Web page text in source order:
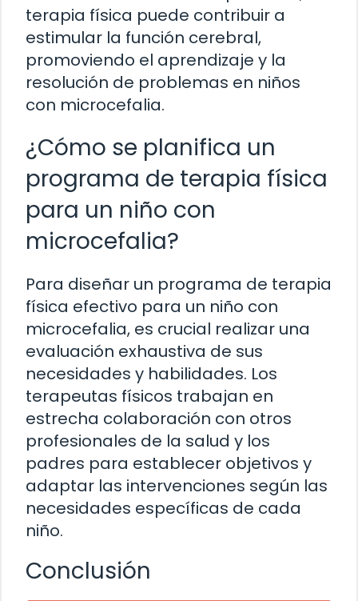
terapia física puede contribuir a
estimular la función cerebral,
promoviendo el aprendizaje y la
resolución de problemas en niños
con microcefalia.
¿Cómo se planifica un
programa de terapia física
para un niño con
microcefalia?
Para diseñar un programa de terapia
física efectivo para un niño con
microcefalia, es crucial realizar una
evaluación exhaustiva de sus
necesidades y habilidades. Los
terapeutas físicos trabajan en
estrecha colaboración con otros
profesionales de la salud y los
padres para establecer objetivos y
adaptar las intervenciones según las
necesidades específicas de cada
niño.
Conclusión